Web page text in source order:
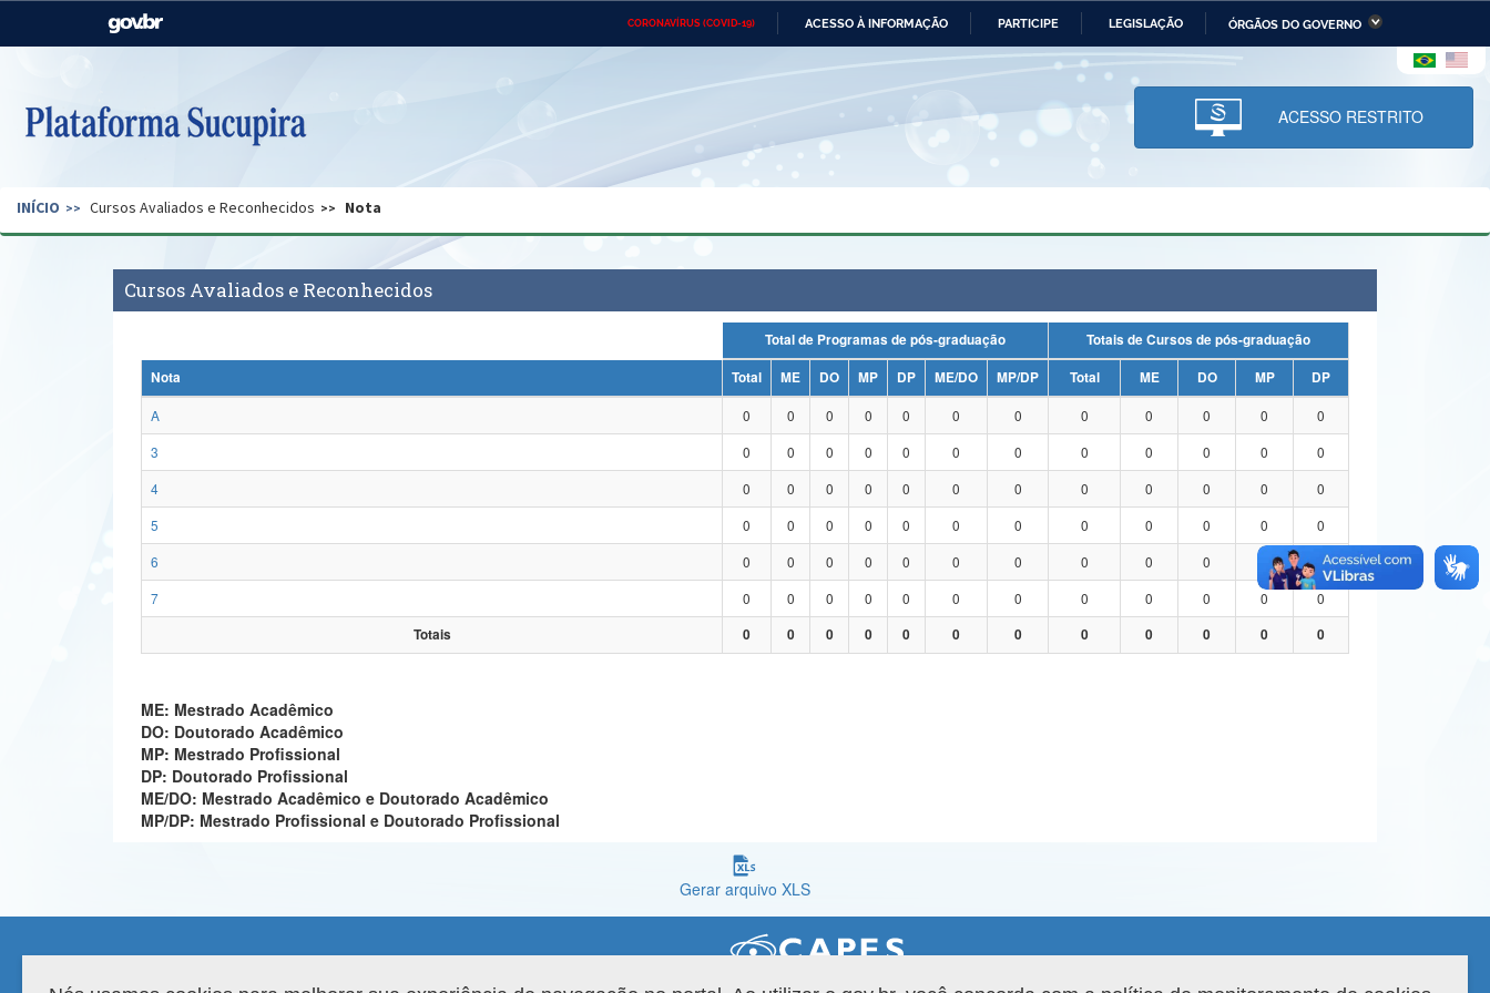
CORONAVÍRUS (COVID-19) ACESSO À INFORMAÇÃO PARTICIPE LEGISLAÇÃO ÓRGÃOS DO GOVERNO
Casa Civil Ministério das Relações Ministério da Economia Ministério da Infraestrutura
Pecuária e Abastecimento
Ministério da Ciência,
Tecnologia, Inovações e
Comunicações
Ministério do Desenvolvimento
Regional e dos Direitos Humanos
Secretaria de Governo Gabinete de Segurança Advocacia-Geral da União Banco Central do Brasil Planalto
ACESSO RESTRITO
INÍCIO Cursos Avaliados e Reconhecidos Nota
Cursos Avaliados e Reconhecidos
Total de Programas de pós-graduação
Totais de Cursos de pós-graduação
Nota
Total ME DO MP DP ME/DO MP/DP Total ME DO MP
DP
A
0 0 0 0 0 0 0 0 0 0 0
0
3
0 0 0 0 0 0 0 0 0 0 0
0
4
0 0 0 0 0 0 0 0 0 0 0
0
5
0 0 0 0 0 0 0 0 0 0 0
0
6
0 0 0 0 0 0 0 0 0 0
0
7
0 0 0 0 0 0 0 0 0 0 0
0
Totais
0 0 0 0 0 0 0 0 0 0 0 0
ME: Mestrado Acadêmico
DO: Doutorado Acadêmico
MP: Mestrado Profissional
DP: Doutorado Profissional
ME/DO: Mestrado Acadêmico e Doutorado Acadêmico
MP/DP: Mestrado Profissional e Doutorado Profissional
Gerar arquivo XLS